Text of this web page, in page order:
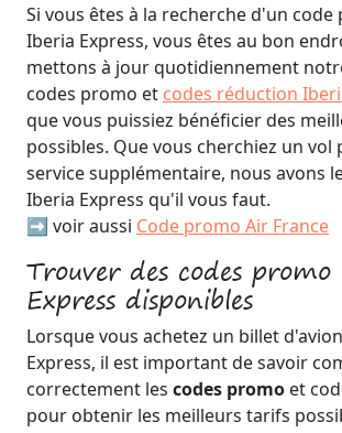
Si vous êtes à la recherche d'un
Iberia Express, vous êtes au bon
mettons à jour quotidiennement
codes promo et codes réduction
que vous puissiez bénéficier des
possibles. Que vous cherchiez un vol
service supplémentaire, nous avons
Iberia Express qu'il vous faut.
➡️ voir aussi Code promo Air France
Trouver des codes promo
Express disponibles
Lorsque vous achetez un billet
Express, il est important de savoir
correctement les codes promo et
pour obtenir les meilleurs tarifs